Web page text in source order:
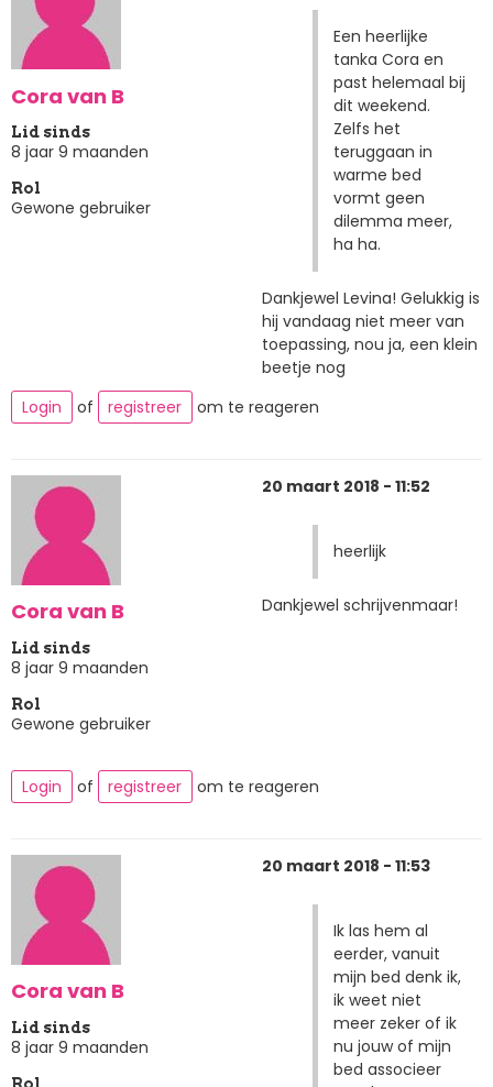
Cora van B
Lid sinds
8 jaar 9 maanden
Rol
Gewone gebruiker
Een heerlijke
tanka Cora en
past helemaal bij
dit weekend.
Zelfs het
teruggaan in
warme bed
vormt geen
dilemma meer,
ha ha.
Dankjewel Levina! Gelukkig is
hij vandaag niet meer van
toepassing, nou ja, een klein
beetje nog
Login
of registreer om te reageren
Cora van B
Lid sinds
8 jaar 9 maanden
Rol
Gewone gebruiker
20 maart 2018 - 11:52
heerlijk
Dankjewel schrijvenmaar!
Login of registreer om te reageren
Cora van B
Lid sinds
8 jaar 9 maanden
20 maart 2018 - 11:53
Ik las hem al
eerder, vanuit
mijn bed denk ik,
ik weet niet
meer zeker of ik
nu jouw of mijn
bed associeer